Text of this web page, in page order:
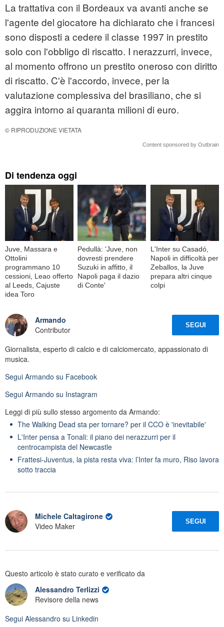
La trattativa con il Bordeaux va avanti anche se
l'agente del giocatore ha dichiarato che i francesi
sono disposti a cedere il classe 1997 in prestito
solo con l'obbligo di riscatto. I nerazzurri, invece,
al momento offrono un prestito oneroso con diritto
di riscatto. C'è l'accordo, invece, per la
valutazione complessiva del brasiliano, che si
aggira intorno ai quaranta milioni di euro.
© RIPRODUZIONE VIETATA
Content sponsored by Outbrain
Di tendenza oggi
Juve, Massara e
Ottolini
programmano 10
cessioni, Leao offerto
al Leeds, Cajuste
idea Toro
Pedullà: 'Juve, non
dovresti prendere
Suzuki in affitto, il
Napoli paga il dazio
di Conte'
L'Inter su Casadó,
Napoli in difficoltà per
Zeballos, la Juve
prepara altri cinque
colpi
Armando
Contributor
SEGUI
Giornalista, esperto di calcio e di calciomercato, appassionato di
musica.
Segui Armando su Facebook
Segui Armando su Instagram
Leggi di più sullo stesso argomento da Armando:
The Walking Dead sta per tornare? per il CCO è 'inevitabile'
L'Inter pensa a Tonali: il piano dei nerazzurri per il
centrocampista del Newcastle
Frattesi-Juventus, la pista resta viva: l’Inter fa muro, Riso lavora
sotto traccia
Michele Caltagirone
Video Maker
SEGUI
Questo articolo è stato curato e verificato da
Alessandro Terlizzi
Revisore della news
Segui Alessandro su Linkedin